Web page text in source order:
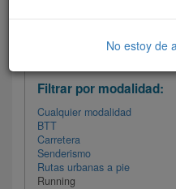
Filtrar las rutas
Filtrar por modalidad:
Cualquier modalidad
BTT
Carretera
Senderismo
Rutas urbanas a pie
Running
No estoy de